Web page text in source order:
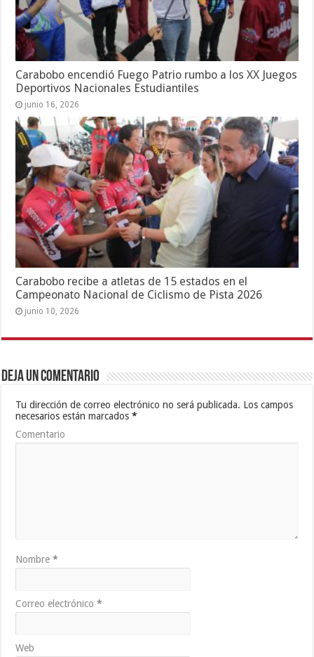
Carabobo encendió Fuego Patrio rumbo a los XX Juegos
Deportivos Nacionales Estudiantiles
junio 16, 2026
Carabobo recibe a atletas de 15 estados en el
Campeonato Nacional de Ciclismo de Pista 2026
junio 10, 2026
Deja un comentario
Tu dirección de correo electrónico no será publicada. Los campos
necesarios están marcados*
Comentario
Nombre*
Correo electrónico*
Web